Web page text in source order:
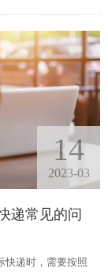
14
2023-03
递常见的问
快递时，需要按照